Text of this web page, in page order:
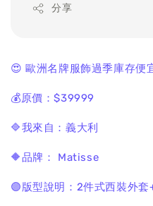
分享
😍 歐洲名牌服飾過季庫存便
💰原價：$39999
🔷我來自：義大利
🔶品牌： Matisse
🟣版型說明：2件式西裝外套